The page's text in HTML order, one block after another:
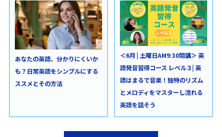
あなたの英語、分かりにくいか
も？日常英語をシンプルにする
ススメとその方法
＜6月 | 土曜日AM9:30開講＞ 英
語発音習得コース レベル３| 英
語はまるで音楽！独特のリズム
とメロディをマスターし流れる
英語を話そう